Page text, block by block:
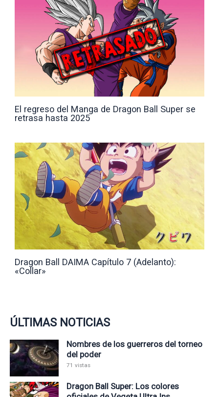
El regreso del Manga de Dragon Ball Super se
retrasa hasta 2025
Dragon Ball DAIMA Capítulo 7 (Adelanto):
«Collar»
ÚLTIMAS NOTICIAS
Nombres de los guerreros del torneo
del poder
71 vistas
Dragon Ball Super: Los colores